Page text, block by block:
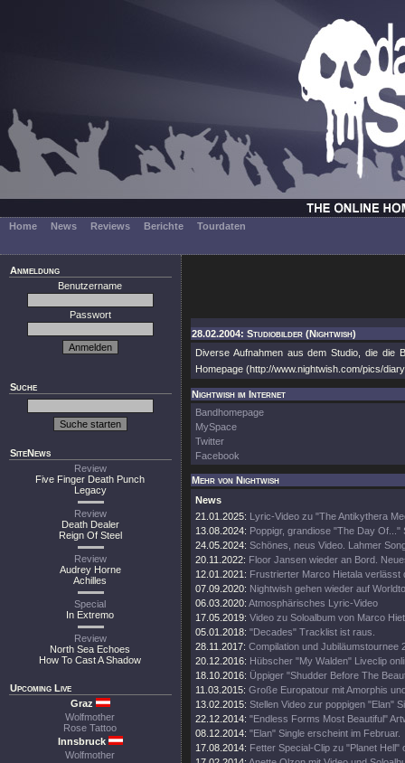
Home News Reviews Berichte Tourdaten
Anmeldung
Benutzername
Passwort
Suche
SiteNews
Review
Five Finger Death Punch
Legacy
Review
Death Dealer
Reign Of Steel
Review
Audrey Horne
Achilles
Special
In Extremo
Review
North Sea Echoes
How To Cast A Shadow
Upcoming Live
Graz
Wolfmother
Rose Tattoo
Innsbruck
Wolfmother
28.02.2004: Studiobilder (Nightwish)
Diverse Aufnahmen aus dem Studio, die die
Homepage (http://www.nightwish.com/pics/
Nightwish im Internet
Bandhomepage
MySpace
Twitter
Facebook
Mehr von Nightwish
News
21.01.2025: Lyric-Video zu "The Antikythera
13.08.2024: Poppigr, grandiose "The Day Of..."
24.05.2024: Schönes, neus Video. Lahmer
20.11.2022: Floor Jansen wieder an Bord.
12.01.2021: Frustrierter Marco Hietala verlässt
07.09.2020: Nightwish gehen wieder auf
06.03.2020: Atmosphärisches Lyric-Video
17.05.2019: Video zu Soloalbum von Marco
05.01.2018: "Decades" Tracklist ist raus.
28.11.2017: Compilation und Jubiläumstournee
20.12.2016: Hübscher "My Walden" Liveclip
18.10.2016: Üppiger "Shudder Before The
11.03.2015: Große Europatour mit Amorphis
13.02.2015: Stellen Video zur poppigen "Elan"
22.12.2014: "Endless Forms Most Beautiful"
08.12.2014: "Elan" Single erscheint im Februar.
17.08.2014: Fetter Special-Clip zu "Planet Hell"